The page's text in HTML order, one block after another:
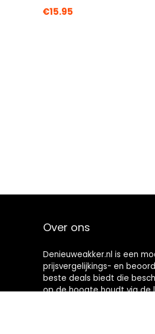
€15.95
Over ons
Denieuweakker.nl is een
prijsvergelijkings- en
beste deals biedt die
op de hoogte houdt via